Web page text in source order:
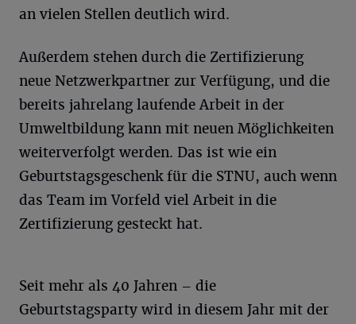
an vielen Stellen deutlich wird.
Außerdem stehen durch die Zertifizierung
neue Netzwerkpartner zur Verfügung, und die
bereits jahrelang laufende Arbeit in der
Umweltbildung kann mit neuen Möglichkeiten
weiterverfolgt werden. Das ist wie ein
Geburtstagsgeschenk für die STNU, auch wenn
das Team im Vorfeld viel Arbeit in die
Zertifizierung gesteckt hat.
Seit mehr als 40 Jahren – die
Geburtstagsparty wird in diesem Jahr mit der